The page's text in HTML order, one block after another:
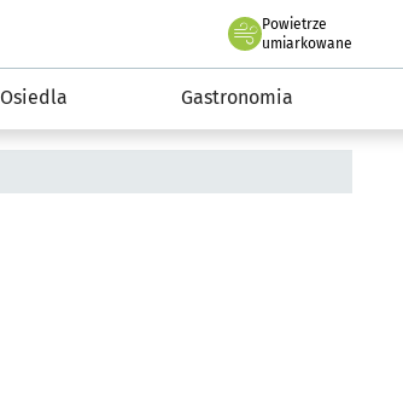
Powietrze
we Wrocławiu
umiarkowane
Osiedla Gastronomia